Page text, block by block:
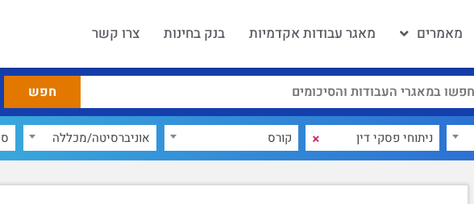
מאמרים מאגר עבודות אקדמיות בנק בחינות צרו קשר
× קורס אוניברסיטה/מכללה